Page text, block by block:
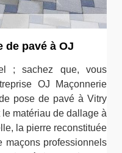
de pavé à OJ
; sachez que, vous
OJ Maçonnerie
pose de pavé à Vitry
matériau de dallage à
la pierre reconstituée
maçons professionnels